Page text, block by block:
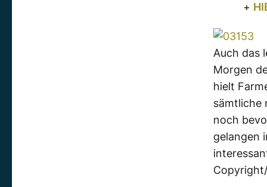
+
Auch das
Morgen
hielt
sämtliche
noch
gelangen